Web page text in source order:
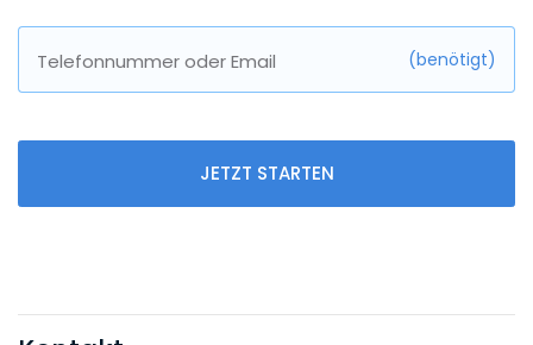
Telefonnummer oder Email (benötigt)
JETZT STARTEN